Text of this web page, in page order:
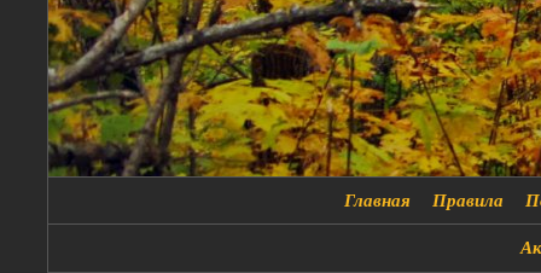
Главная Правила